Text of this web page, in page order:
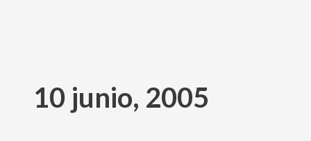
contenido10 junio, 2005